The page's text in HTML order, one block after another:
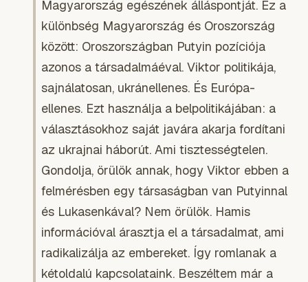
Magyarország egészének álláspontját. Ez a
különbség Magyarország és Oroszország
között: Oroszországban Putyin pozíciója
azonos a társadalmáéval. Viktor politikája,
sajnálatosan, ukránellenes. És Európa-
ellenes. Ezt használja a belpolitikájában: a
választásokhoz saját javára akarja fordítani
az ukrajnai háborút. Ami tisztességtelen.
Gondolja, örülök annak, hogy Viktor ebben a
felmérésben egy társaságban van Putyinnal
és Lukasenkával? Nem örülök. Hamis
információval árasztja el a társadalmat, ami
radikalizálja az embereket. Így romlanak a
kétoldalú kapcsolataink. Beszéltem már a